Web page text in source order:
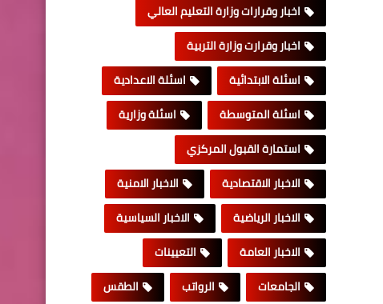
اخبار وقرارات وزارة التعليم العالي
اخبار وقرارت وزارة التربية
اسئلة الابتدائية
اسئلة الاعدادية
اسئلة المتوسطة
اسئلة وزارية
استمارة القبول المركزي
الاخبار الاقتصادية
الاخبار الامنية
الاخبار الرياضية
الاخبار السياسية
الاخبار العامة
التعيينات
الجامعات
الرواتب الطقس